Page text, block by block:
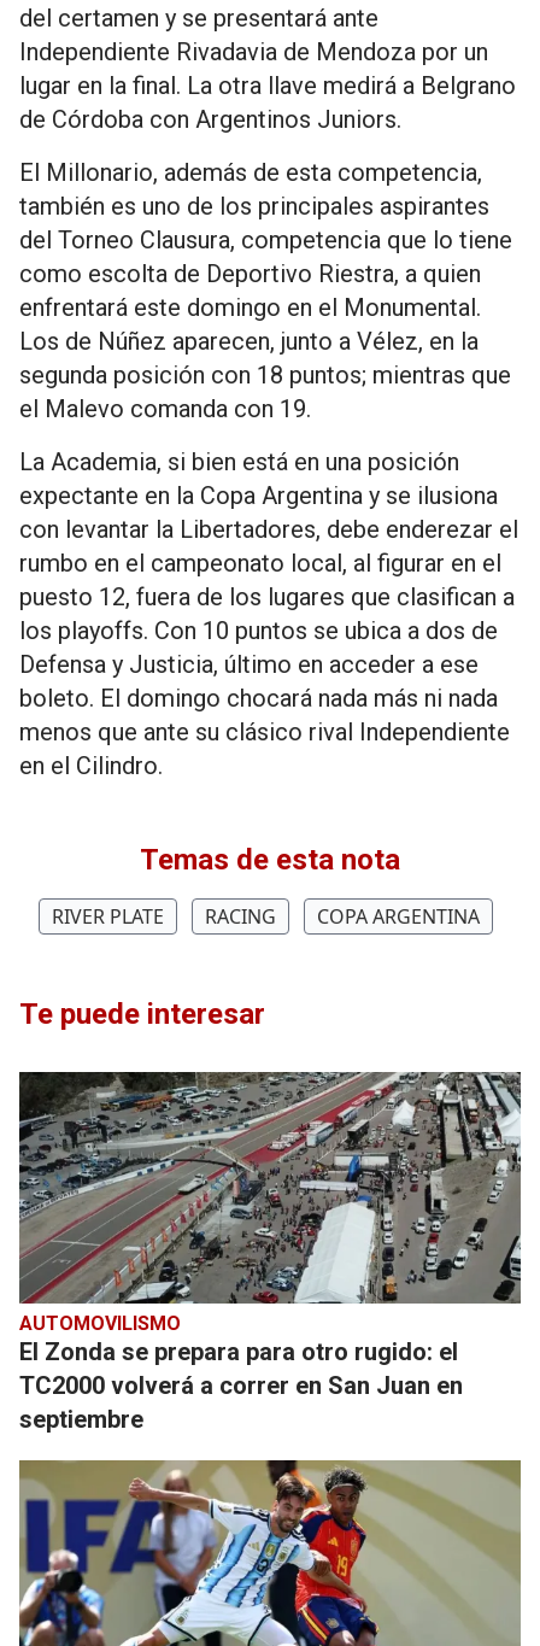
del certamen y se presentará ante
Independiente Rivadavia de Mendoza por un
lugar en la final. La otra llave medirá a Belgrano
de Córdoba con Argentinos Juniors.
El Millonario, además de esta competencia,
también es uno de los principales aspirantes
del Torneo Clausura, competencia que lo tiene
como escolta de Deportivo Riestra, a quien
enfrentará este domingo en el Monumental.
Los de Núñez aparecen, junto a Vélez, en la
segunda posición con 18 puntos; mientras que
el Malevo comanda con 19.
La Academia, si bien está en una posición
expectante en la Copa Argentina y se ilusiona
con levantar la Libertadores, debe enderezar el
rumbo en el campeonato local, al figurar en el
puesto 12, fuera de los lugares que clasifican a
los playoffs. Con 10 puntos se ubica a dos de
Defensa y Justicia, último en acceder a ese
boleto. El domingo chocará nada más ni nada
menos que ante su clásico rival Independiente
en el Cilindro.
Temas de esta nota
RIVER PLATE RACING COPA ARGENTINA
Te puede interesar
AUTOMOVILISMO
El Zonda se prepara para otro rugido: el
TC2000 volverá a correr en San Juan en
septiembre